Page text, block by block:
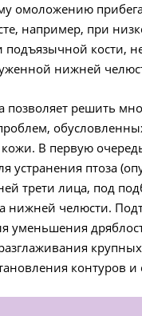
омоложению
например, при
подъязычной кости,
нижней
позволяет решить
В первую
устранения птоза
трети лица, под
нижней челюсти.
уменьшения
контуров и